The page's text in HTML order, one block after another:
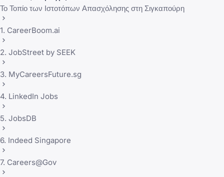
Το Τοπίο των Ιστοτόπων Απασχόλησης στη Σιγκαπούρη
1. CareerBoom.ai
2. JobStreet by SEEK
3. MyCareersFuture.sg
4. LinkedIn Jobs
5. JobsDB
6. Indeed Singapore
7. Careers@Gov